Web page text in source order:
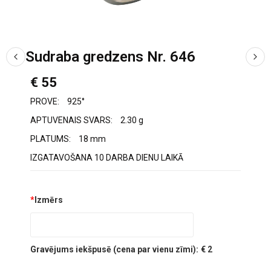
Sudraba gredzens Nr. 646
€ 55
PROVE:
925°
APTUVENAIS SVARS:
2.30 g
PLATUMS:
18 mm
IZGATAVOŠANA 10 DARBA DIENU LAIKĀ
* Izmērs
Gravējums iekšpusē (cena par vienu zīmi): € 2